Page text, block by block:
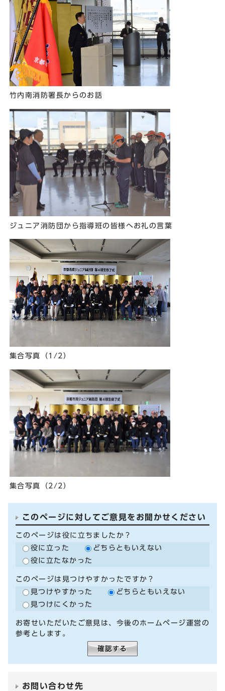
竹内南消防署長からのお話
ジュニア消防団から指導班の皆様へお礼の言葉
集合写真（1/2）
集合写真（2/2）
このページに対してご意見をお聞かせください
このページは役に立ちましたか？
役に立った
どちらともいえない
役に立たなかった
このページは見つけやすかったですか？
見つけやすかった
どちらともいえない
見つけにくかった
お寄せいただいたご意見は、今後のホームページ運営の
参考とします。
お問い合わせ先